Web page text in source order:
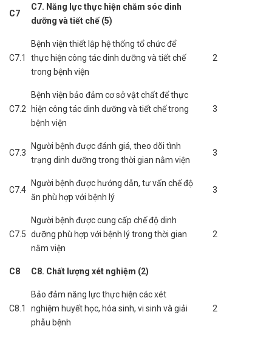
C7
C7. Năng lực thực hiện chăm sóc dinh
dưỡng và tiết chế (5)
C7.1
Bệnh viện thiết lập hệ thống tổ chức để
thực hiện công tác dinh dưỡng và tiết chế
trong bệnh viện
2
C7.2
Bệnh viện bảo đảm cơ sở vật chất để thực
hiện công tác dinh dưỡng và tiết chế trong
bệnh viện
3
C7.3
Người bệnh được đánh giá, theo dõi tình
trạng dinh dưỡng trong thời gian nằm viện
3
C7.4
Người bệnh được hướng dẫn, tư vấn chế độ
ăn phù hợp với bệnh lý
3
C7.5
Người bệnh được cung cấp chế độ dinh
dưỡng phù hợp với bệnh lý trong thời gian
nằm viện
2
C8 C8. Chất lượng xét nghiệm (2)
C8.1
Bảo đảm năng lực thực hiện các xét
nghiệm huyết học, hóa sinh, vi sinh và giải
phẫu bệnh
2